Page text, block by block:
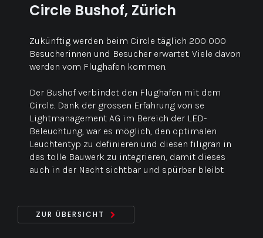
Circle Bushof, Zürich
Zukünftig werden beim Circle täglich 200 000
Besucherinnen und Besucher erwartet. Viele davon
werden vom Flughafen kommen.
Der Bushof verbindet den Flughafen mit dem
Circle. Dank der grossen Erfahrung von se
Lightmanagement AG im Bereich der LED-
Beleuchtung, war es möglich, den optimalen
Leuchtentyp zu definieren und diesen filigran in
das tolle Bauwerk zu integrieren, damit dieses
auch in der Nacht sichtbar und spürbar bleibt.
ZUR ÜBERSICHT